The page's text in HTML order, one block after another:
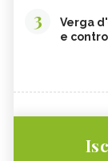
3
Verga
e